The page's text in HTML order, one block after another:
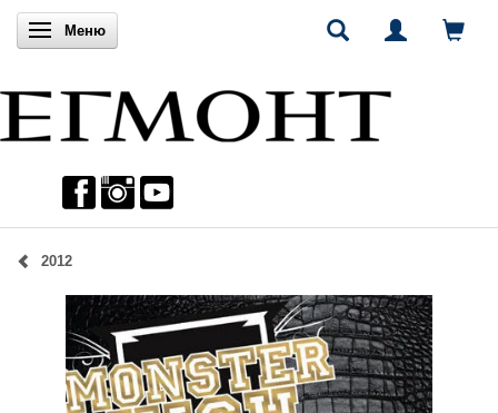
Включи навигацията
Меню
2012